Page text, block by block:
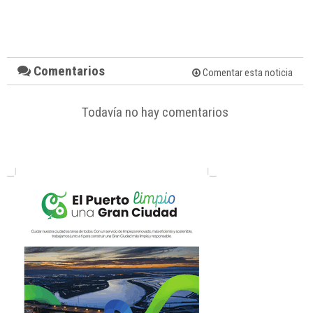
Comentarios Comentar esta noticia
Todavía no hay comentarios